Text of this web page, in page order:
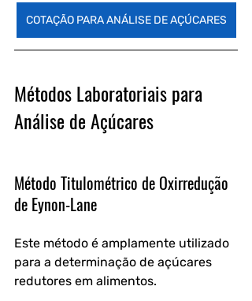
COTAÇÃO PARA ANÁLISE DE AÇÚCARES
Métodos Laboratoriais para
Análise de Açúcares
Método Titulométrico de Oxirredução
de Eynon-Lane
Este método é amplamente utilizado
para a determinação de açúcares
redutores em alimentos.